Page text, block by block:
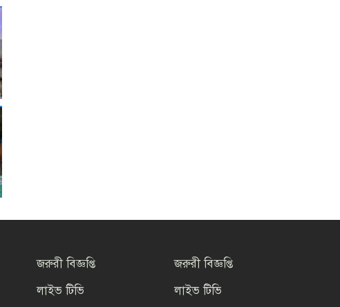
জরুরী বিজ্ঞপ্তি
লাইভ টিভি
জরুরী বিজ্ঞপ্তি
লাইভ টিভি